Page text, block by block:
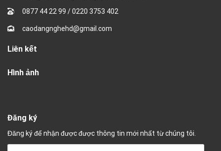
0877 44 22 99 /0220 3753 402
caodangnghehd@gmail.com
Liên kết
Hình ảnh
Đăng ký
Đăng ký để nhận được được thông tin mới nhất từ chúng tôi.